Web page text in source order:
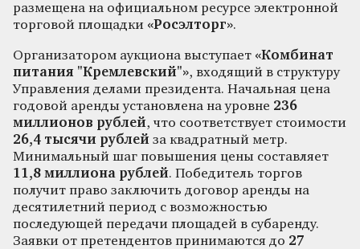
размещена на официальном ресурсе электронной
торговой площадки «Росэлторг».
Организатором аукциона выступает «Комбинат
питания "Кремлевский"», входящий в структуру
Управления делами президента. Начальная цена
годовой аренды установлена на уровне 236
миллионов рублей, что соответствует стоимости
26,4 тысячи рублей за квадратный метр.
Минимальный шаг повышения цены составляет
11,8 миллиона рублей. Победитель торгов
получит право заключить договор аренды на
десятилетний период с возможностью
последующей передачи площадей в субаренду.
Заявки от претендентов принимаются до 27